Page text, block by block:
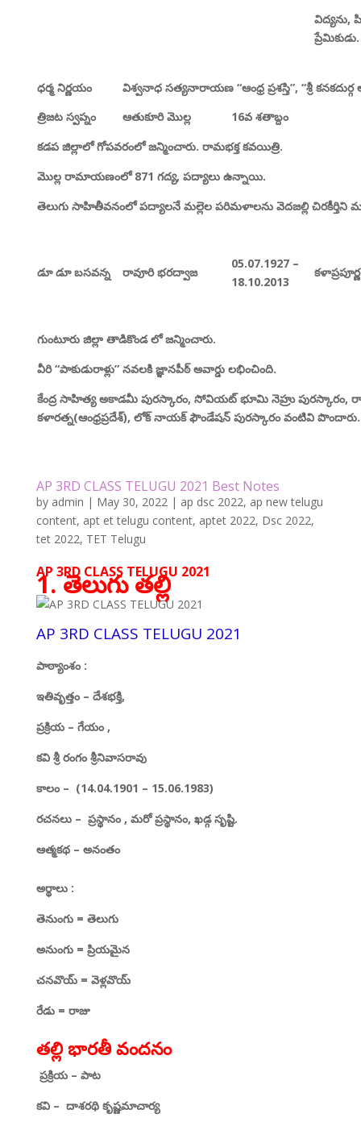
విద్యను,
ప్రేమికుడు.
ధర్మ నిర్ణయం విశ్వనాధ సత్యనారాయణ “ఆంధ్ర ప్రశస్తి”, “శ్రీ
త్రిజట స్వప్నం
ఆతుకూరి మొల్ల 16వ శతాబ్దం
కడప జిల్లాలో గోపవరంలో జన్మించారు. రామభక్త కవయిత్రి.
మొల్ల రామాయణంలో 871 గద్య, పద్యాలు ఉన్నాయి.
తెలుగు సాహితీవనంలో పద్యాలనే మల్లెల పరిమళాలను వెదజల్లి చిరకీర్తిని
డూ డూ బసవన్న రావూరి భరద్వాజ
05.07.1927 –
18.10.2013
కళాప్రపూర్ణ
గుంటూరు జిల్లా తాడికొండ లో జన్మించారు.
వీరి “పాకుడురాళ్లు”నవలకి జ్ఞానపీఠ్ అవార్డు లభించింది.
కేంద్ర సాహిత్య అకాడమీ పురస్కారం, సోవియట్ భూమి నెహ్రు పురస్కారం,
కళారత్న(ఆంధ్రప్రదేశ్), లోక్ నాయక్ ఫౌండేషన్ పురస్కారం వంటివి పొందారు.
AP 3RD CLASS TELUGU 2021 Best Notes
by admin | May 30, 2022| ap dsc 2022, ap new telugu
content, apt et telugu content, aptet 2022, Dsc 2022,
tet 2022, TET Telugu
AP 3RD CLASS TELUGU 2021
1. తెలుగు తల్లి
AP 3RD CLASS TELUGU 2021
పాఠ్యాంశం:
ఇతివృత్తం– దేశభక్తి,
ప్రక్రియ– గేయం,
కవి శ్రీ రంగం శ్రీనివాసరావు
కాలం – (14.04.1901 – 15.06.1983)
రచనలు – ప్రస్థానం, మరో ప్రస్థానం, ఖడ్గ సృష్టి.
ఆత్మకథ– అనంతం
అర్థాలు:
తెనుంగు= తెలుగు
అనుంగు= ప్రియమైన
చనవొయ్= వెళ్లవొయ్
రేడు= రాజు
తల్లి భారతీ వందనం
ప్రక్రియ – పాట
కవి – దాశరథి కృష్ణమాచార్య